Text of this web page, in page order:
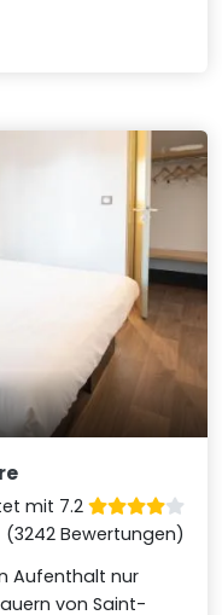
mit 7.2
(3242 Bewertungen)
Aufenthalt nur
von Saint-